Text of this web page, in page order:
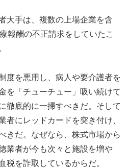
大手は、複数の上場企業を含
報酬の不正請求をしていたこ
度を悪用し、病人や要介護者を
を「チューチュー」吸い続けて
徹底的に一掃すべきだ。そして
者にレッドカードを突き付け、
きだ。なぜなら、株式市場から
業者が今も次々と施設を増や
税を詐取しているからだ。